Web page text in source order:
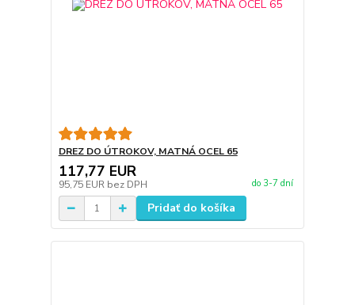
DREZ DO ÚTROKOV, MATNÁ OCEL 65
117,77 EUR
95,75 EUR bez DPH do 3-7 dní
Pridať do košíka